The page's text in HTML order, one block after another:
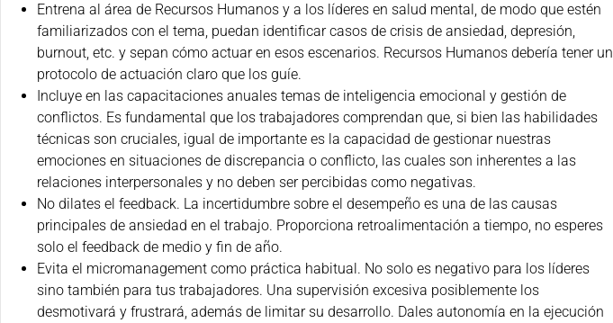
Entrena al área de Recursos Humanos y a los líderes en salud mental, de modo que estén
familiarizados con el tema, puedan identificar casos de crisis de ansiedad, depresión,
burnout, etc. y sepan cómo actuar en esos escenarios. Recursos Humanos debería tener un
protocolo de actuación claro que los guíe.
Incluye en las capacitaciones anuales temas de inteligencia emocional y gestión de
conflictos. Es fundamental que los trabajadores comprendan que, si bien las habilidades
técnicas son cruciales, igual de importante es la capacidad de gestionar nuestras
emociones en situaciones de discrepancia o conflicto, las cuales son inherentes a las
relaciones interpersonales y no deben ser percibidas como negativas.
No dilates el feedback. La incertidumbre sobre el desempeño es una de las causas
principales de ansiedad en el trabajo. Proporciona retroalimentación a tiempo, no esperes
solo el feedback de medio y fin de año.
Evita el micromanagement como práctica habitual. No solo es negativo para los líderes
sino también para tus trabajadores. Una supervisión excesiva posiblemente los
desmotivará y frustrará, además de limitar su desarrollo. Dales autonomía en la ejecución